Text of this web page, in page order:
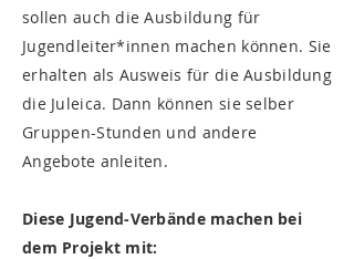
sollen auch die Ausbildung für
Jugendleiter*innen machen können. Sie
erhalten als Ausweis für die Ausbildung
die Juleica. Dann können sie selber
Gruppen-Stunden und andere
Angebote anleiten.
Diese Jugend-Verbände machen bei
dem Projekt mit: